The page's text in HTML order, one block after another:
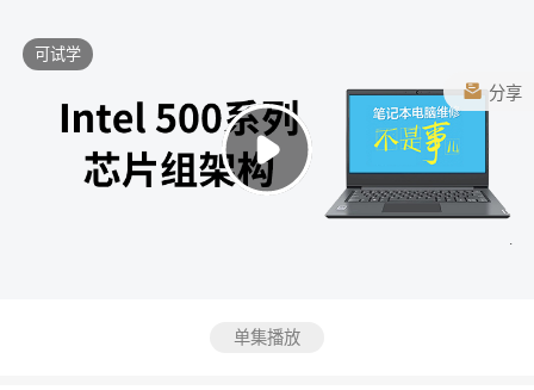
可试学
分享
单集播放